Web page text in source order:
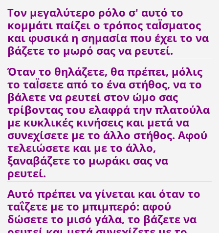
Τον μεγαλύτερο ρόλο σ' αυτό το
κομμάτι παίζει ο τρόπος ταΪσματος
και φυσικά η σημασία που έχει το να
βάζετε το μωρό σας να ρευτεί.
Όταν το θηλάζετε, θα πρέπει, μόλις
το ταΪσετε από το ένα στήθος, να το
βάλετε να ρευτεί στον ώμο σας
τρίβοντας του ελαφρά την πλατούλα
με κυκλικές κινήσεις και μετά να
συνεχίσετε με το άλλο στήθος. Αφού
τελειώσετε και με το άλλο,
ξαναβάζετε το μωράκι σας να
ρευτεί.
Αυτό πρέπει να γίνεται και όταν το
ταΐζετε με το μπιμπερό: αφού
δώσετε το μισό γάλα, το βάζετε να